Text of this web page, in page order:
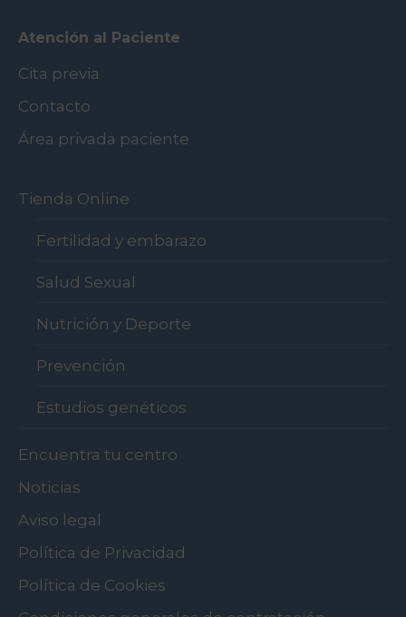
Atención al Paciente
Cita previa
Contacto
Área privada paciente
Tienda Online
Fertilidad y embarazo
Salud Sexual
Nutrición y Deporte
Prevención
Estudios genéticos
Encuentra tu centro
Noticias
Aviso legal
Política de Privacidad
Política de Cookies